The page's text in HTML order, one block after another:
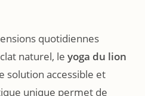
quotidiennes
naturel, leyoga du lion
solution accessible et
unique permet de